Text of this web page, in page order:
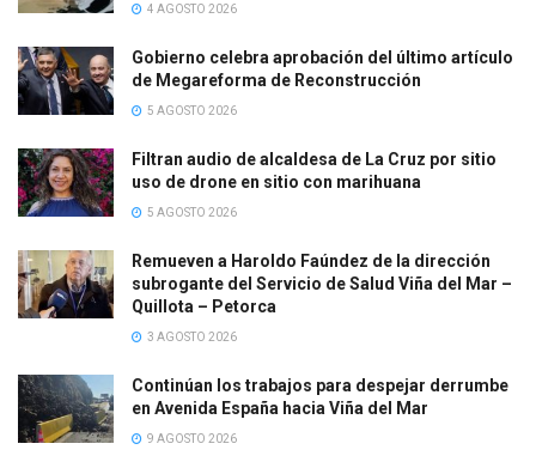
4 AGOSTO 2026
Gobierno celebra aprobación del último artículo
de Megareforma de Reconstrucción
5 AGOSTO 2026
Filtran audio de alcaldesa de La Cruz por sitio
uso de drone en sitio con marihuana
5 AGOSTO 2026
Remueven a Haroldo Faúndez de la dirección
subrogante del Servicio de Salud Viña del Mar –
Quillota – Petorca
3 AGOSTO 2026
Continúan los trabajos para despejar derrumbe
en Avenida España hacia Viña del Mar
9 AGOSTO 2026